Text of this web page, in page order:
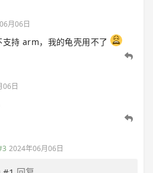
月06日
持 arm，我的龟壳用不了
06日
2024年06月06日